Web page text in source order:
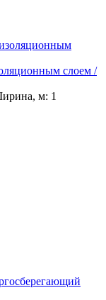
слоем /
м: 1